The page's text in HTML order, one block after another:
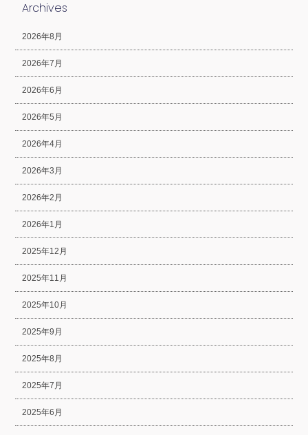
Archives
2026年8月
2026年7月
2026年6月
2026年5月
2026年4月
2026年3月
2026年2月
2026年1月
2025年12月
2025年11月
2025年10月
2025年9月
2025年8月
2025年7月
2025年6月